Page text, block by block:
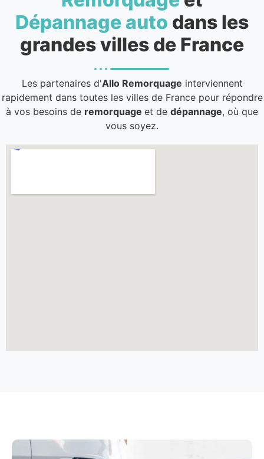
Dépannage auto dans les
grandes villes de France
Les partenaires d'Allo Remorquage interviennent
rapidement dans toutes les villes de France pour répondre
à vos besoins de remorquage et de dépannage, où que
vous soyez.